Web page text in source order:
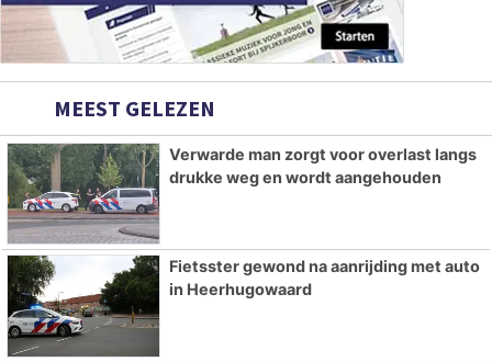
MEEST GELEZEN
Verwarde man zorgt voor overlast langs
drukke weg en wordt aangehouden
Fietsster gewond na aanrijding met auto
in Heerhugowaard